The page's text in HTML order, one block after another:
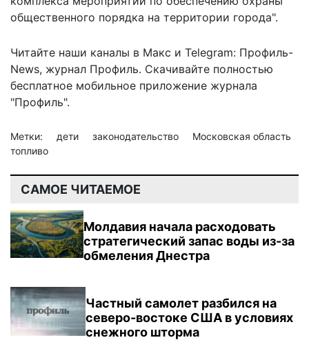
общественного порядка на территории города".
Читайте наши каналы в Макс и Telegram: Профиль-
News, журнал Профиль. Скачивайте полностью
бесплатное мобильное приложение журнала
"Профиль".
Метки: дети законодательство
Московская область
топливо
САМОЕ ЧИТАЕМОЕ
Молдавия начала расходовать
стратегический запас воды из-за
обмеления Днестра
Частный самолет разбился на
северо-востоке США в условиях
снежного шторма